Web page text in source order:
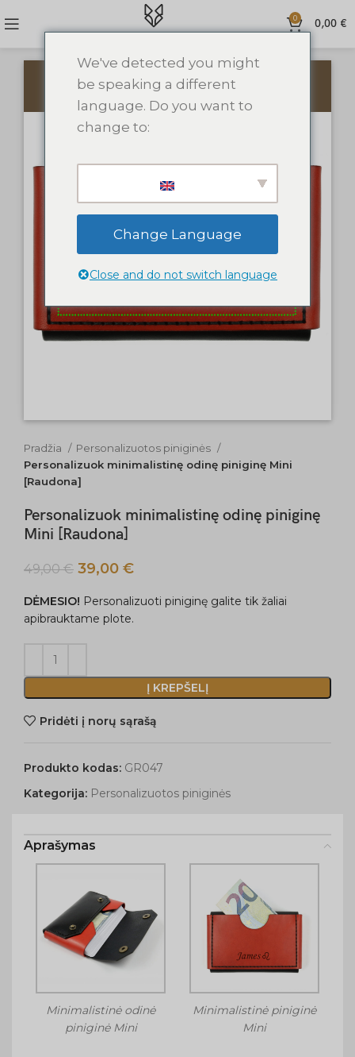
0 0,00 €
PRIDĖTI TEKSTĄ
Pradžia
Personalizuotos piniginės
Personalizuok minimalistinę odinę piniginę Mini
[Raudona]
Personalizuok minimalistinę odinę piniginę
Mini [Raudona]
49,00€ 39,00 €
DĖMESIO! Personalizuoti piniginę galite tik žaliai
apibrauktame plote.
Į KREPŠELĮ
Pridėti į norų sąrašą
Produkto kodas: GR047
Kategorija: Personalizuotos piniginės
Aprašymas
Minimalistinė odinė
piniginė Mini
Minimalistinė piniginė
Mini
We've detected you might
be speaking a different
language. Do you want to
change to:
Change Language
Close and do not switch language